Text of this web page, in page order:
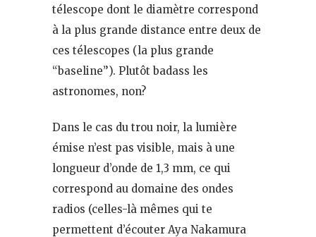
télescope dont le diamètre correspond
à la plus grande distance entre deux de
ces télescopes (la plus grande
“baseline”). Plutôt badass les
astronomes, non?
Dans le cas du trou noir, la lumière
émise n’est pas visible, mais à une
longueur d’onde de 1,3 mm, ce qui
correspond au domaine des ondes
radios (celles-là mêmes qui te
permettent d’écouter Aya Nakamura